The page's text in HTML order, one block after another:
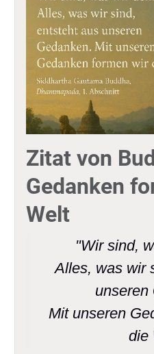
Zitat von
Gedanken
Welt
"Wir sind,
Alles, was wir
unseren
Mit unseren
die